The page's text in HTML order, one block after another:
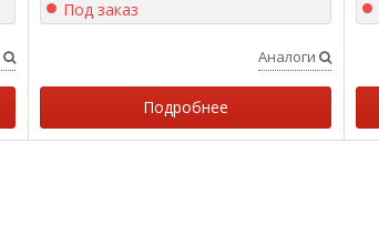
Под заказ
Аналоги
Подробнее